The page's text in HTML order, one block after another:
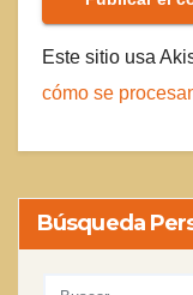
Este sitio usa
cómo se
Búsqueda